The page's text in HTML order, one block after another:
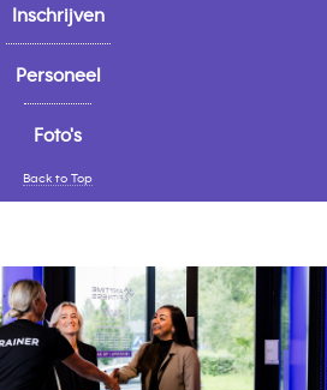
Inschrijven
Personeel
Foto's
Back to Top